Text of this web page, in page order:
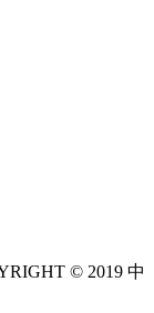
© 2019 中